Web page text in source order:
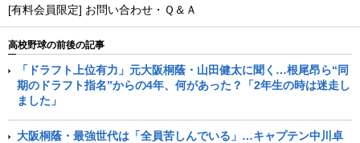
[有料会員限定] お問い合わせ・Ｑ＆Ａ
高校野球の前後の記事
「ドラフト上位有力」元大阪桐蔭・山田健太に聞く…根尾昂ら“同
期のドラフト指名”からの4年、何があった？「2年生の時は迷走し
ました」
大阪桐蔭・最強世代は「全員苦しんでいる」…キャプテン中川卓